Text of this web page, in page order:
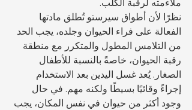
ملاءمته لرقبة الكلب.
نظرًا لأن أطواق سيرستو تُطلق مادتها
الفعالة على فراء الحيوان وجلده، يجب الحد
من التلامس المطول والمتكرر مع منطقة
رقبة الحيوان، خاصةً بالنسبة للأطفال
الصغار. يُعد غسل اليدين بعد الاستخدام
إجراءً وقائيًا بسيطًا ولكنه مهم. في حال
وجود أكثر من حيوان في نفس المكان، يجب